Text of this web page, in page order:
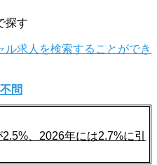
求人を検索することができ
問
、2026年には2.7%に引